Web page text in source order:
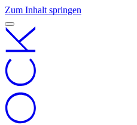
Zum Inhalt springen